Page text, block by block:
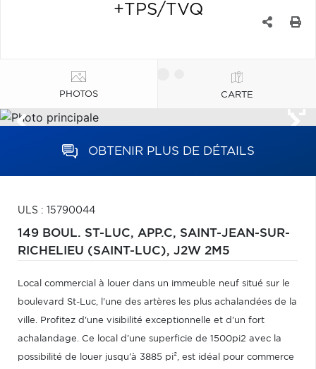
+TPS/TVQ
PHOTOS CARTE
OBTENIR PLUS DE DÉTAILS
ULS : 15790044
149 BOUL. ST-LUC, APP.C, SAINT-JEAN-SUR-
RICHELIEU (SAINT-LUC), J2W 2M5
Local commercial à louer dans un immeuble neuf situé sur le
boulevard St-Luc, l'une des artères les plus achalandées de la
ville. Profitez d'une visibilité exceptionnelle et d'un fort
achalandage. Ce local d'une superficie de 1500pi2 avec la
possibilité de louer jusqu'à 3885 pi², est idéal pour commerce